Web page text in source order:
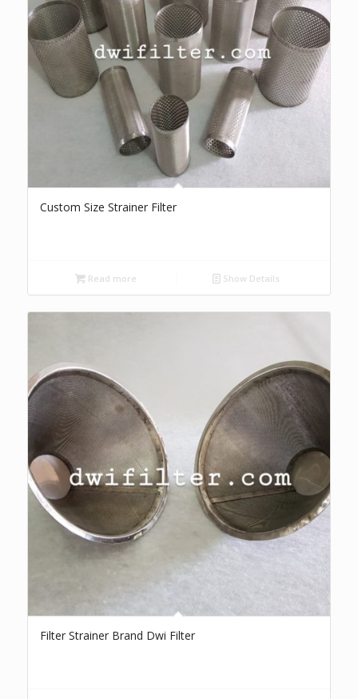
Custom Size Strainer Filter
Read more Show Details
Filter Strainer Brand Dwi Filter